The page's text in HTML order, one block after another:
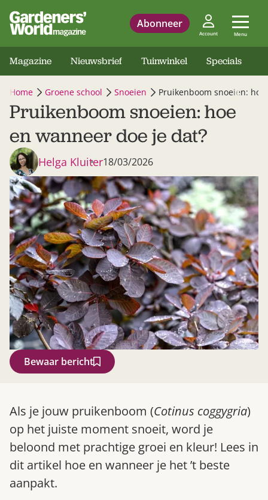
Abonneer
Account Menu
Magazine Nieuwsbrief Tuinwinkel Specials
Home Groene school Snoeien Pruikenboom snoeien:
Pruikenboom snoeien: hoe
en wanneer doe je dat?
Helga Kluiter18/03/2026
Bewaar bericht
Als je jouw pruikenboom (Cotinus coggygria)
op het juiste moment snoeit, word je
beloond met prachtige groei en kleur! Lees in
dit artikel hoe en wanneer je het ’t beste
aanpakt.